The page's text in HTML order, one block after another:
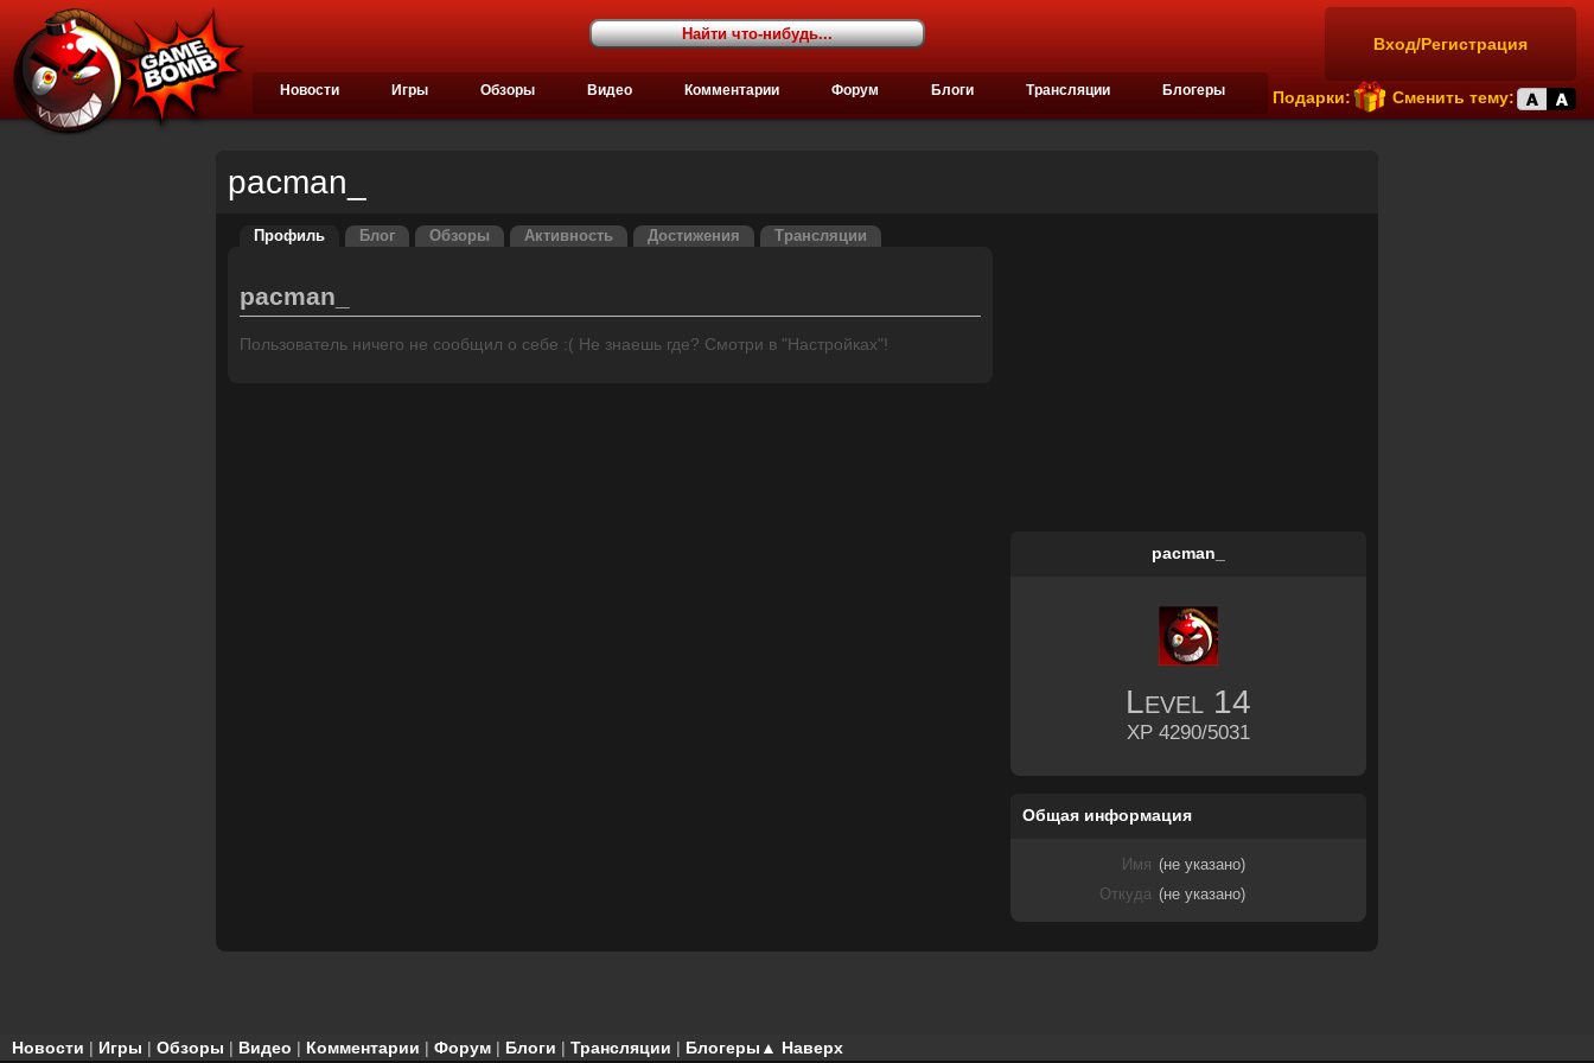
Вход/Регистрация
Подарки: Сменить тему:
Новости Игры Обзоры Видео Комментарии Форум Блоги Трансляции Блогеры
pacman_
Профиль Блог Обзоры Активность Достижения Трансляции
pacman_
Пользователь ничего не сообщил о себе :( Не знаешь где? Смотри в "Настройках"!
pacman_
Level 14
XP 4290/5031
Общая информация
Имя (не указано)
Откуда (не указано)
▲ Наверх
Новости | Игры | Обзоры | Видео | Комментарии | Форум | Блоги | Трансляции | Блогеры